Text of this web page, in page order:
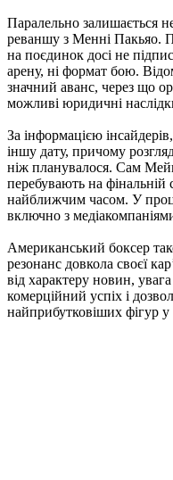
Паралельно залишається
реваншу з Менні Пакьяо.
на поєдинок досі не
арену, ні формат бою.
значний аванс, через що
можливі юридичні
За інформацією
іншу дату, причому
ніж планувалося. Сам
перебувають на фінальній
найближчим часом. У
включно з
Американський боксер
резонанс довкола своєї
від характеру новин,
комерційний успіх і
найприбутковіших фігур у